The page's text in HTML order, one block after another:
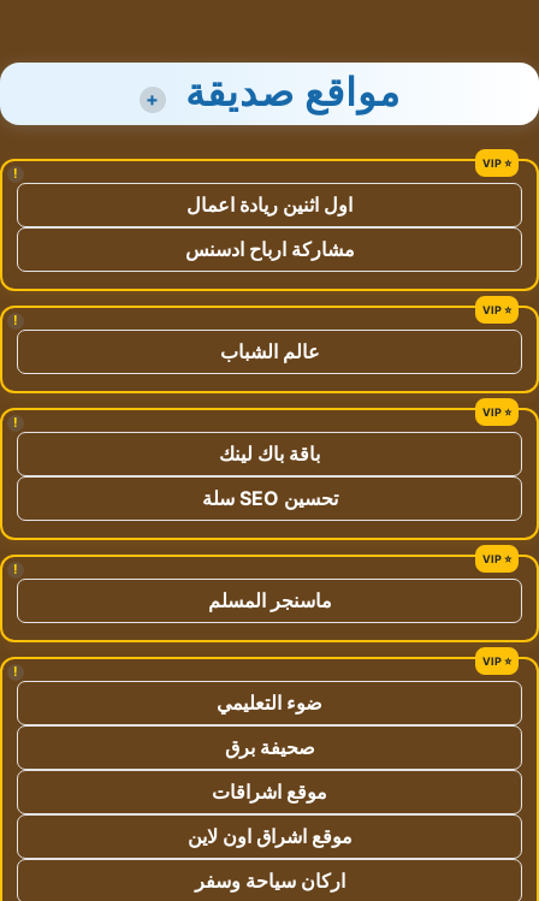
مواقع صديقة +
!
اول اثنين ريادة اعمال
مشاركة ارباح ادسنس
!
عالم الشباب
!
باقة باك لينك
تحسين SEO سلة
!
ماسنجر المسلم
!
ضوء التعليمي
صحيفة برق
موقع اشراقات
موقع اشراق اون لاين
اركان سياحة وسفر